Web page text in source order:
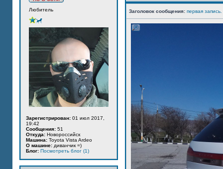
Любитель
Зарегистрирован: 01 июл 2017,
19:42
Сообщения: 51
Откуда: Новороссийск
Машина: Toyota Vista Ardeo
О машине: диванчик =)
Блог: Посмотреть блог (1)
Заголовок сообщения: первая